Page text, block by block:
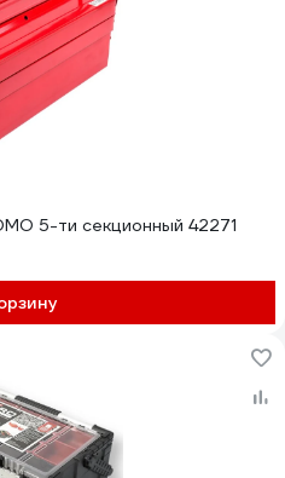
5-ти секционный 42271